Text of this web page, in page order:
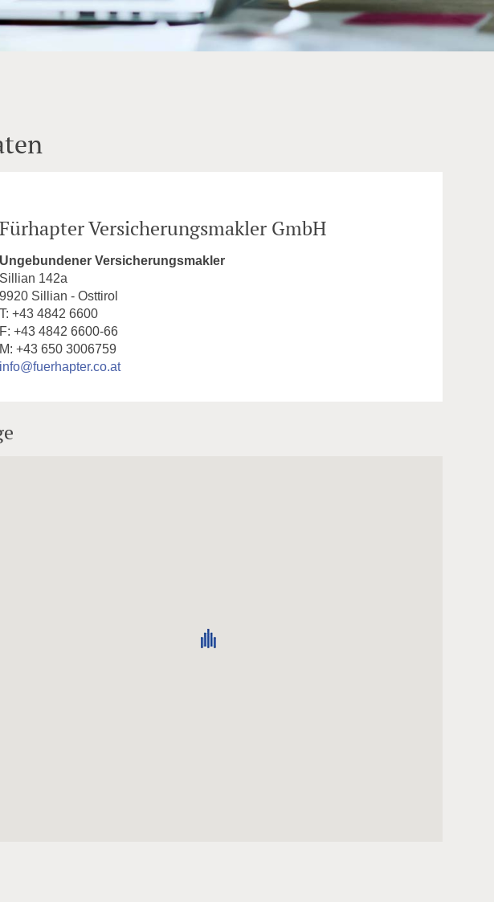
Fürhapter Versicherungsmakler GmbH
Ungebundener Versicherungsmakler
Sillian 142a
9920 Sillian - Osttirol
T: +43 4842 6600
F: +43 4842 6600-66
M: +43 650 3006759
info@fuerhapter.co.at